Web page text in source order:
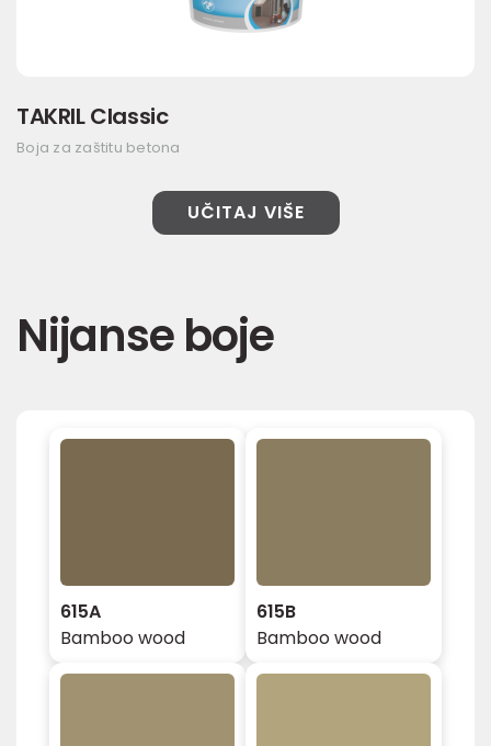
TAKRIL Classic
Boja za zaštitu betona
UČITAJ VIŠE
Nijanse boje
615A
Bamboo wood
615B
Bamboo wood